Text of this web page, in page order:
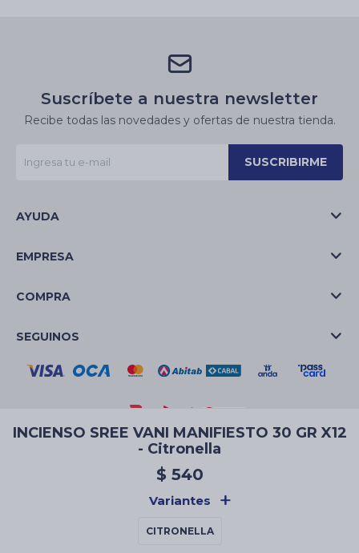
INCIENSO SREE VANI MANIFIESTO 30 GR X12
- Citronella
$ 540
Variantes
CITRONELLA
Suscríbete a nuestra newsletter
Recibe todas las novedades y ofertas de nuestra tienda.
SUSCRIBIRME
AYUDA
EMPRESA
COMPRA
SEGUINOS
© Copyright 2026 / La Casa de las Velas